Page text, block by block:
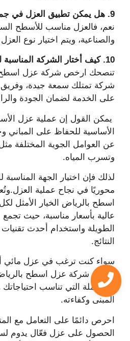
9. هل يمكن تطبيق العزل في جميع أنواع المباني؟
نعم، فالعزل مناسب للأسطح
والصناعية، ويتم اختيار نوع
10. كيف أختار الشركة المناسبة لعزل الأسطح؟
تنصحك ارخص شركة عزل اسطح
شركة تمتلك سمعة جيدة،
على الخدمة لضمان الجودة
يمكن القول إن عملية عزل
الأساسية للحفاظ على المباني
عن العوامل الجوية المختلفة
وتسرب المياه.
لذلك فإن اختيار الجهة المناسبة
محوريًا في نجاح عملية
اسطح بالرياض الخيار الأمثل
عالية بأسعار مناسبة، حيث تجمع
الطويلة واستخدام أحدث
النتائج.
سواء كنت ترغب في عزل مائي
ارخص شركة عزل اسطح
المتكاملة التي تناسب
المبنى وكفاءته.
احرص دائمًا على التعامل مع
الحصول على عزل فعّال يدوم